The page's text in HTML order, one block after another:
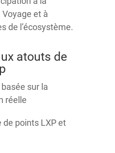
Voyage et à
de l’écosystème.
atouts de
sur la
réelle
de points LXP et